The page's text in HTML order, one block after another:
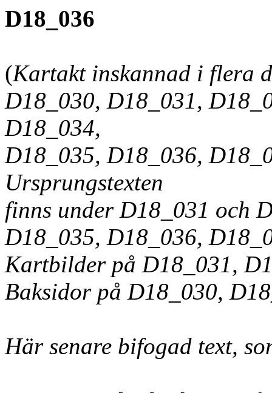
D18_036
(Kartakt inskannad i flera
D18_030, D18_031,
D18_034,
D18_035, D18_036,
Ursprungstexten
finns under D18_031 och
D18_035, D18_036,
Kartbilder på D18_031,
Baksidor på D18_030,
Här senare bifogad text,